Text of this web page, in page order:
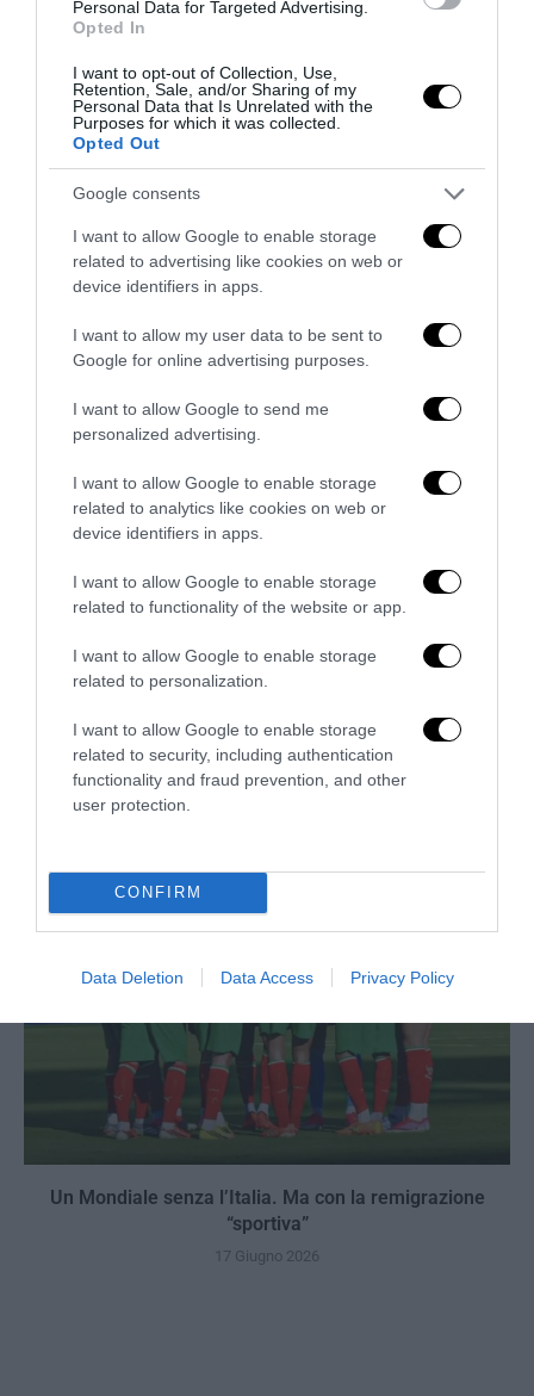
Personal Data for Targeted Advertising.
Opted In
I want to opt-out of Collection, Use,
Retention, Sale, and/or Sharing of my
Personal Data that Is Unrelated with the
Purposes for which it was collected.
Opted Out
Google consents
I want to allow Google to enable storage
related to advertising like cookies on web or
device identifiers in apps.
I want to allow my user data to be sent to
Google for online advertising purposes.
I want to allow Google to send me
personalized advertising.
I want to allow Google to enable storage
related to analytics like cookies on web or
device identifiers in apps.
I want to allow Google to enable storage
related to functionality of the website or app.
I want to allow Google to enable storage
related to personalization.
I want to allow Google to enable storage
related to security, including authentication
functionality and fraud prevention, and other
user protection.
CONFIRM
Data Deletion Data Access Privacy Policy
Senso del sacro, fiuto del gol: Mikel Merino e una
Spagna tornata alle origini
Trump e Infantino: oltre l’ultimo Mondiale dell’umanità
Un Mondiale senza l’Italia. Ma con la remigrazione
“sportiva”
17 Giugno 2026